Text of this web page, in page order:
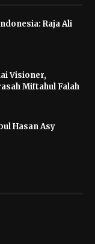
Raja Ali
Visioner,
Miftahul Falah
Hasan Asy